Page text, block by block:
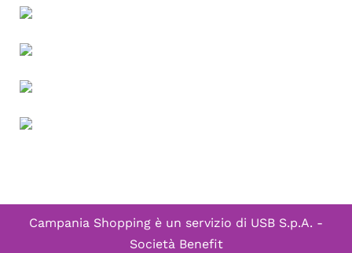
Campania Shopping è un servizio di USB S.p.A. -
Società Benefit